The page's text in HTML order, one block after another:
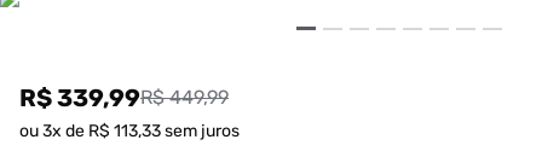
R$ 339,99R$ 449,99
ou3x de R$ 113,33sem juros